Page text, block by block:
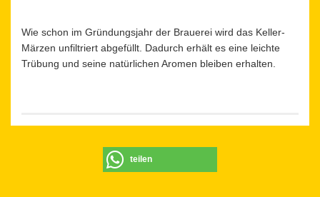
Wie schon im Gründungsjahr der Brauerei wird das Keller-
Märzen unfiltriert abgefüllt. Dadurch erhält es eine leichte
Trübung und seine natürlichen Aromen bleiben erhalten.
teilen